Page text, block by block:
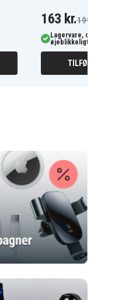
163 kr.199 kr.
Lagervare, der kan
øjeblikkeligt
TILFØJ TIL